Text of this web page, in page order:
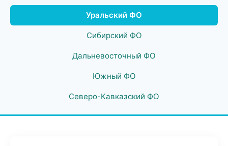
Уральский ФО
Сибирский ФО
Дальневосточный ФО
Южный ФО
Северо-Кавказский ФО